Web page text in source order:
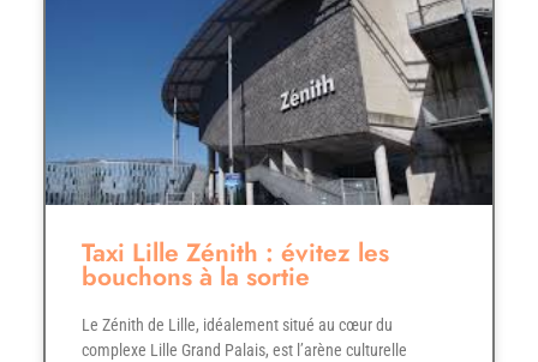
Taxi Lille Zénith : évitez les
bouchons à la sortie
Le Zénith de Lille, idéalement situé au cœur du
complexe Lille Grand Palais, est l’arène culturelle